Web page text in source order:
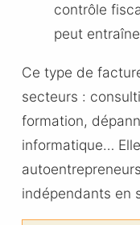
contrôle
peut
Ce type de
secteurs :
formation,
informatique…
indépendants en